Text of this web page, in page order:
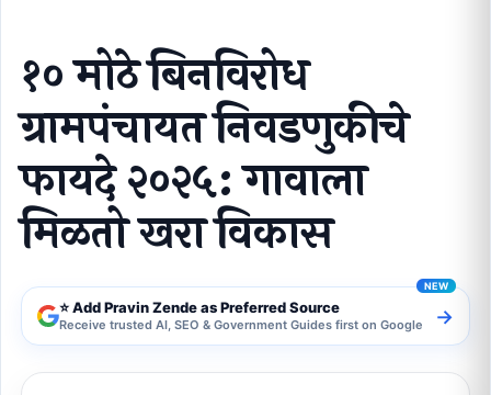
१० मोठे बिनविरोध
ग्रामपंचायत निवडणुकीचे
फायदे २०२५: गावाला
मिळतो खरा विकास
⭐ Add Pravin Zende as Preferred Source
Receive trusted AI, SEO & Government Guides first on Google →